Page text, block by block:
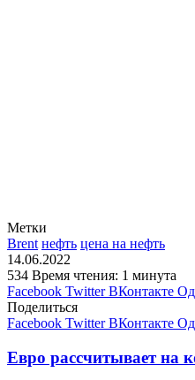
Метки
Brent нефть цена на нефть
14.06.2022
534 Время чтения: 1 минута
Facebook Twitter ВКонтакте
Поделиться
Facebook Twitter ВКонтакте
Евро рассчитывает на